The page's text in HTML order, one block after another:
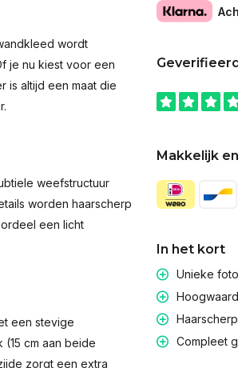
wordt
je nu kiest voor een
is altijd een maat die
weefstructuur
worden haarscherp
een licht
een stevige
cm aan beide
zorgt een extra
Makkelijk
In het kort
Unieke
Compleet